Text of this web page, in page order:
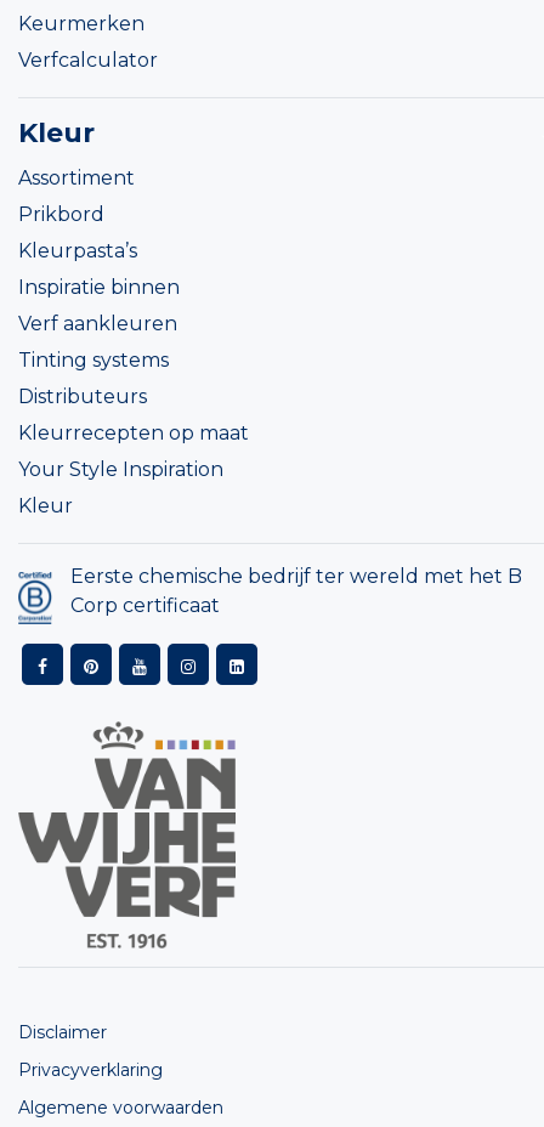
Keurmerken
Verfcalculator
Kleur
Assortiment
Prikbord
Kleurpasta’s
Inspiratie binnen
Verf aankleuren
Tinting systems
Distributeurs
Kleurrecepten op maat
Your Style Inspiration
Kleur
Eerste chemische bedrijf ter wereld met het B
Corp certificaat
Disclaimer
Privacyverklaring
Algemene voorwaarden